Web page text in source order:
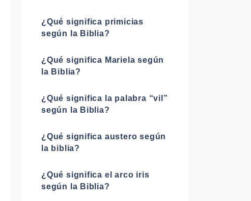
¿Qué significa primicias
según la Biblia?
¿Qué significa Mariela según
la Biblia?
¿Qué significa la palabra “vil”
según la Biblia?
¿Qué significa austero según
la biblia?
¿Qué significa el arco iris
según la Biblia?